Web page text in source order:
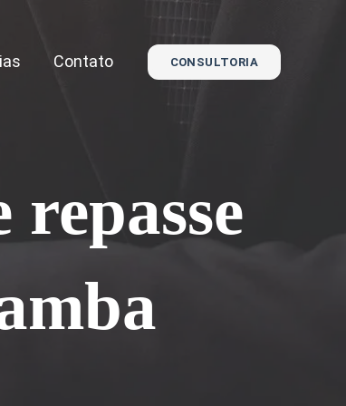
Contato CONSULTORIA
repasse